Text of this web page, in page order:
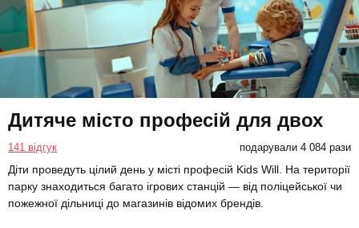
Дитяче місто професій для двох
141 відгук подарували 4 084 рази
Діти проведуть цілий день у місті професій Kids Will. На території
парку знаходиться багато ігрових станцій — від поліцейської чи
пожежної дільниці до магазинів відомих брендів.